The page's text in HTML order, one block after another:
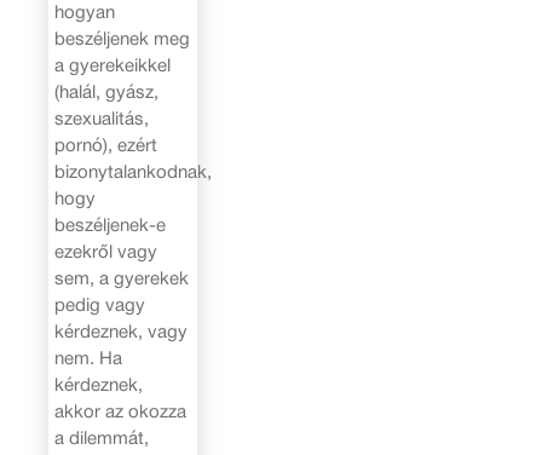
hogyan
beszéljenek meg
a gyerekeikkel
(halál, gyász,
szexualitás,
pornó), ezért
bizonytalankodnak,
hogy
beszéljenek-e
ezekről vagy
sem, a gyerekek
pedig vagy
kérdeznek, vagy
nem. Ha
kérdeznek,
akkor az okozza
a dilemmát,